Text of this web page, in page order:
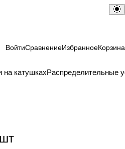
ВойтиСравнениеИзбранноеКорзина
на катушкахРаспределительные
шт